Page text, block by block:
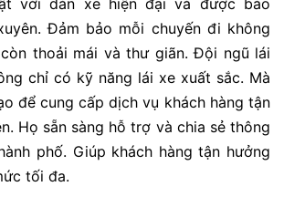
Đảm bảo mỗi chuyến đi không
thoải mái và thư giãn. Đội ngũ lái
chỉ có kỹ năng lái xe xuất sắc. Mà
để cung cấp dịch vụ khách hàng tận
Họ sẵn sàng hỗ trợ và chia sẻ thông
phố. Giúp khách hàng tận hưởng
tối đa.